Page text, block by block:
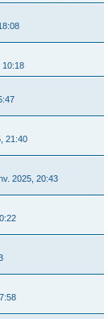
10:18
21:40
2025, 20:43